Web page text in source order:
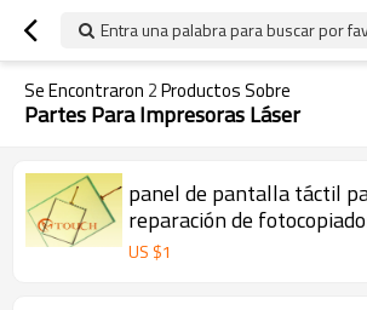
Entra una palabra para buscar por
Se Encontraron 2Productos Sobre
Partes Para Impresoras Láser
panel de pantalla táctil
reparación de
fotocopia reemplazar
US $1